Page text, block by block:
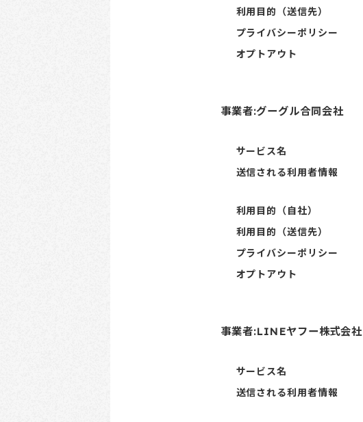
利用目的（送信先）
プライバシーポリシー
オプトアウト
事業者:グーグル合同会社
サービス名
送信される利用者情報
利用目的（自社）
利用目的（送信先）
プライバシーポリシー
オプトアウト
事業者:LINEヤフー株式会社
サービス名
送信される利用者情報